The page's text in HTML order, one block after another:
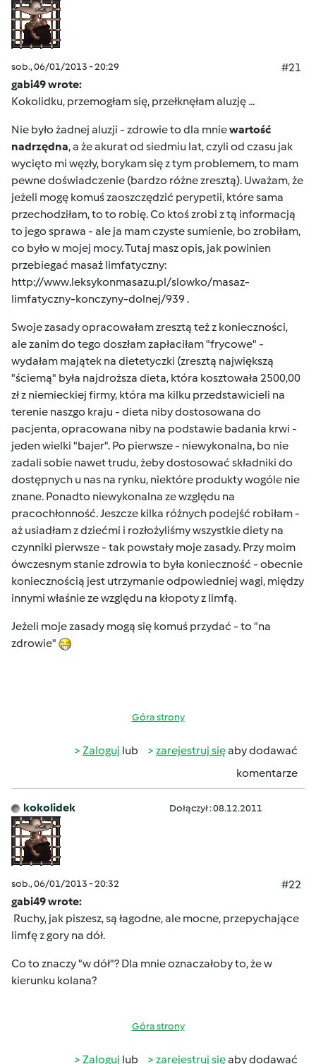
sob., 06/01/2013 - 20:29
#21
gabi49 wrote:
Kokolidku, przemogłam się, przełknęłam aluzję ...
Nie było żadnej aluzji - zdrowie to dla mniewartość
nadrzędna, a że akurat od siedmiu lat, czyli od czasu jak
wycięto mi węzły, borykam się z tym problemem, to mam
pewne doświadczenie (bardzo różne zresztą). Uważam, że
jeżeli mogę komuś zaoszczędzić perypetii, które sama
przechodziłam, to to robię. Co ktoś zrobi z tą informacją
to jego sprawa - ale ja mam czyste sumienie, bo zrobiłam,
co było w mojej mocy. Tutaj masz opis, jak powinien
przebiegać masaż limfatyczny:
http://www.leksykonmasazu.pl/slowko/masaz-
limfatyczny-konczyny-dolnej/939.
Swoje zasady opracowałam zresztą też z konieczności,
ale zanim do tego doszłam zapłaciłam "frycowe" -
wydałam majątek na dietetyczki (zresztą największą
"ściemą" była najdroższa dieta, która kosztowała 2500,00
zł z niemieckiej firmy, która ma kilku przedstawicieli na
terenie naszgo kraju - dieta niby dostosowana do
pacjenta, opracowana niby na podstawie badania krwi -
jeden wielki "bajer". Po pierwsze - niewykonalna, bo nie
zadali sobie nawet trudu, żeby dostosować składniki do
dostępnych u nas na rynku, niektóre produkty wogóle nie
znane. Ponadto niewykonalna ze względu na
pracochłonność. Jeszcze kilka różnych podejść robiłam -
aż usiadłam z dziećmi i rozłożyliśmy wszystkie diety na
czynniki pierwsze - tak powstały moje zasady. Przy moim
ówczesnym stanie zdrowia to była konieczność - obecnie
koniecznością jest utrzymanie odpowiedniej wagi, między
innymi właśnie ze względu na kłopoty z limfą.
Jeżeli moje zasady mogą się komuś przydać - to "na
zdrowie"
Góra strony
Zaloguj lub zarejestruj sięaby dodawać
komentarze
kokolidek Dołączył : 08.12.2011
sob., 06/01/2013 - 20:32
#22
gabi49 wrote:
Ruchy, jak piszesz, są łagodne, ale mocne, przepychające
limfę z gory na dół.
Co to znaczy "w dół"? Dla mnie oznaczałoby to, że w
kierunku kolana?
Góra strony
Zaloguj lub zarejestruj sięaby dodawać